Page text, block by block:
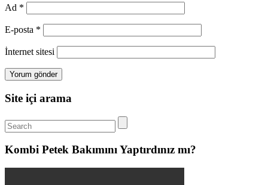
Ad *
E-posta *
İnternet sitesi
Site içi arama
Kombi Petek Bakımını Yaptırdınız mı?